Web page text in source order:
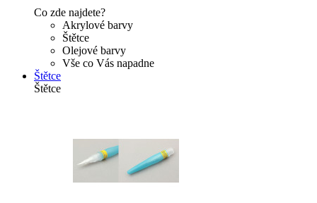
Co zde najdete?
Akrylové barvy
Štětce
Olejové barvy
Vše co Vás napadne
Štětce
Štětce